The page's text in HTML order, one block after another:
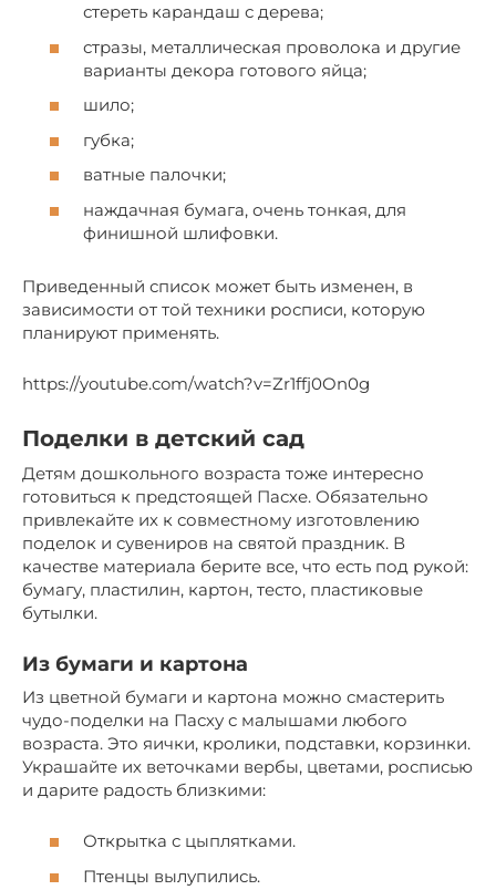
стереть карандаш с дерева;
стразы, металлическая проволока и другие
варианты декора готового яйца;
шило;
губка;
ватные палочки;
наждачная бумага, очень тонкая, для
финишной шлифовки.
Приведенный список может быть изменен, в
зависимости от той техники росписи, которую
планируют применять.
https://youtube.com/watch?v=Zr1ffj0On0g
Поделки в детский сад
Детям дошкольного возраста тоже интересно
готовиться к предстоящей Пасхе. Обязательно
привлекайте их к совместному изготовлению
поделок и сувениров на святой праздник. В
качестве материала берите все, что есть под рукой:
бумагу, пластилин, картон, тесто, пластиковые
бутылки.
Из бумаги и картона
Из цветной бумаги и картона можно смастерить
чудо-поделки на Пасху с малышами любого
возраста. Это яички, кролики, подставки, корзинки.
Украшайте их веточками вербы, цветами, росписью
и дарите радость близкими:
Открытка с цыплятками.
Птенцы вылупились.